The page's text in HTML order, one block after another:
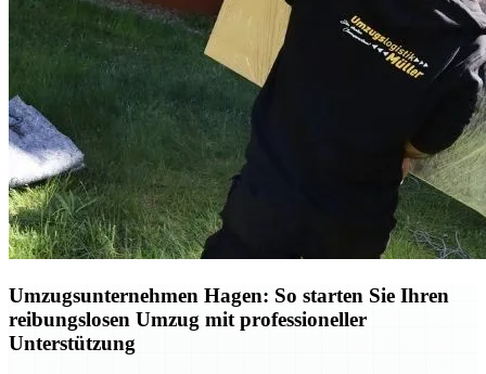
Umzugsunternehmen Hagen: So starten Sie Ihren
reibungslosen Umzug mit professioneller
Unterstützung